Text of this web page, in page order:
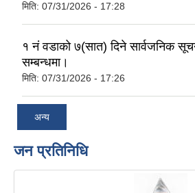
मिति: 07/31/2026 - 17:28
१ नं वडाको ७(सात) दिने सार्वजनिक
सम्बन्धमा।
मिति: 07/31/2026 - 17:26
अन्य
जन प्रतिनिधि